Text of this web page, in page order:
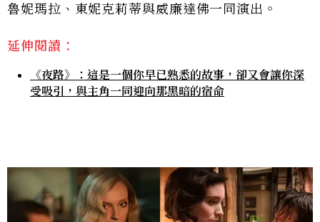
魯妮瑪拉、東妮克莉蒂與威廉達佛一同演出。
延伸閱讀：
《夜路》：這是一個你早已熟悉的故事，卻又會讓你深
受吸引，與主角一同迎向那黑暗的宿命